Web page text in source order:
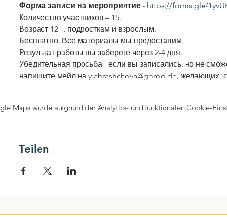
Форма записи на мероприятие - https://forms.gle/
Количество участников – 15.
Возраст 12+, подросткам и взрослым.
Бесплатно. Все материалы мы предоставим.
Результат работы вы заберете через 2-4 дня.
Убедительная просьба - если вы записались, но не
напишите мейл на y.abrashchova@gorod.de, желающих,
Maps wurde aufgrund der Analytics- und funktionalen Cookie-
Teilen